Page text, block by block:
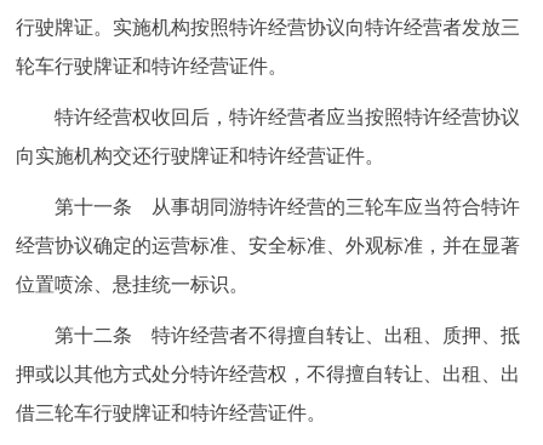
行驶牌证。实施机构按照特许经营协议向特许经营者发放三
轮车行驶牌证和特许经营证件。
特许经营权收回后，特许经营者应当按照特许经营协议
向实施机构交还行驶牌证和特许经营证件。
第十一条 从事胡同游特许经营的三轮车应当符合特许
经营协议确定的运营标准、安全标准、外观标准，并在显著
位置喷涂、悬挂统一标识。
第十二条 特许经营者不得擅自转让、出租、质押、抵
押或以其他方式处分特许经营权，不得擅自转让、出租、出
借三轮车行驶牌证和特许经营证件。